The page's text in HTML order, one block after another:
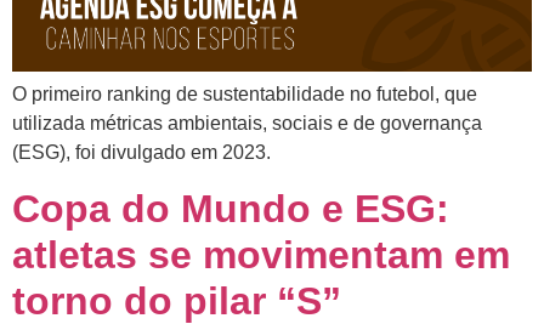
O primeiro ranking de sustentabilidade no futebol, que
utilizada métricas ambientais, sociais e de governança
(ESG), foi divulgado em 2023.
Copa do Mundo e ESG:
atletas se movimentam em
torno do pilar “S”